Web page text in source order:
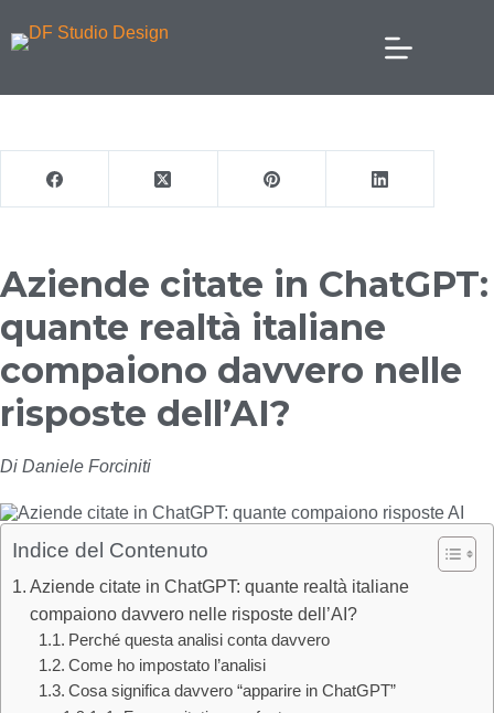
Aziende citate in ChatGPT:
quante realtà italiane
compaiono davvero nelle
risposte dell’AI?
Di Daniele Forciniti
Indice del Contenuto
Aziende citate in ChatGPT: quante realtà italiane
compaiono davvero nelle risposte dell’AI?
Perché questa analisi conta davvero
Come ho impostato l’analisi
Cosa significa davvero “apparire in ChatGPT”